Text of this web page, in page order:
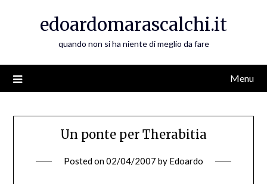
edoardomarascalchi.it
quando non si ha niente di meglio da fare
Menu
Un ponte per Therabitia
Posted on02/04/2007 by Edoardo